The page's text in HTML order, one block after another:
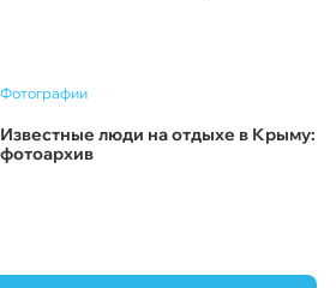
Фотографии
Известные люди на отдыхе в Крыму:
фотоархив